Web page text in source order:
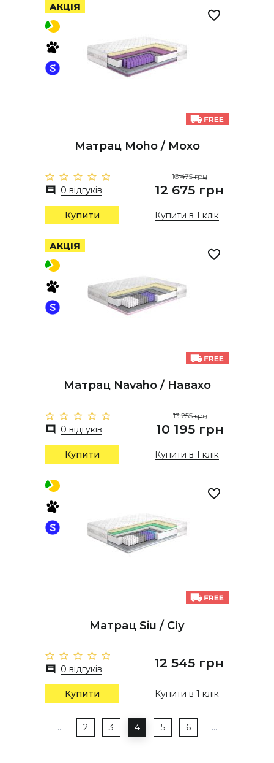
АКЦІЯ
Матрац Moho / Мохо
0 відгуків
16 475 грн
12 675 грн
Купити Купити в 1 клік
АКЦІЯ
Матрац Navaho / Навахо
0 відгуків
13 255 грн
10 195 грн
Купити Купити в 1 клік
Матрац Siu / Сіу
0 відгуків 12 545 грн
Купити Купити в 1 клік
… 2 3 4 5 6 …